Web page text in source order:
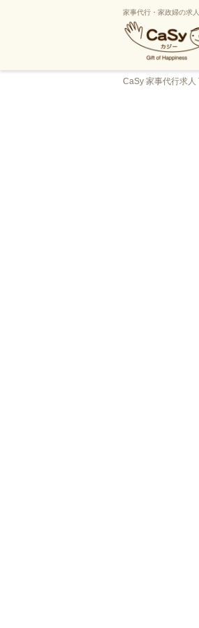
家事代行・家政婦の求
CaSy 家事代行求人